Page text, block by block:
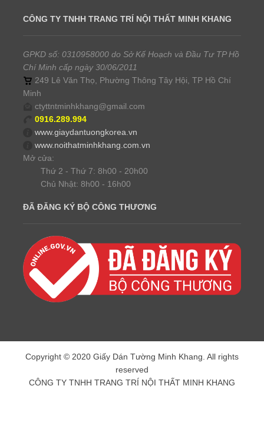
CÔNG TY TNHH TRANG TRÍ NỘI THẤT MINH KHANG
GPKD số: 0310958000 do Sở Kế Hoạch và Đầu Tư TP Hồ
Chí Minh cấp ngày 30/06/2011
249 Lê Văn Thọ, Phường Thông Tây Hội, TP Hồ Chí
Minh
ctyttntminhkhang@gmail.com
0916.289.994
www.giaydantuongkorea.vn
www.noithatminhkhang.com.vn
Mở cửa:
Thứ 2 - Thứ 7: 8h00 - 20h00
Chủ Nhật: 8h00 - 16h00
ĐÃ ĐĂNG KÝ BỘ CÔNG THƯƠNG
Copyright © 2020 Giấy Dán Tường Minh Khang. All rights
reserved
CÔNG TY TNHH TRANG TRÍ NỘI THẤT MINH KHANG